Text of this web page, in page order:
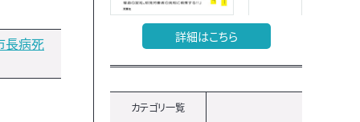
長病死 詳細はこちら
カテゴリ一覧